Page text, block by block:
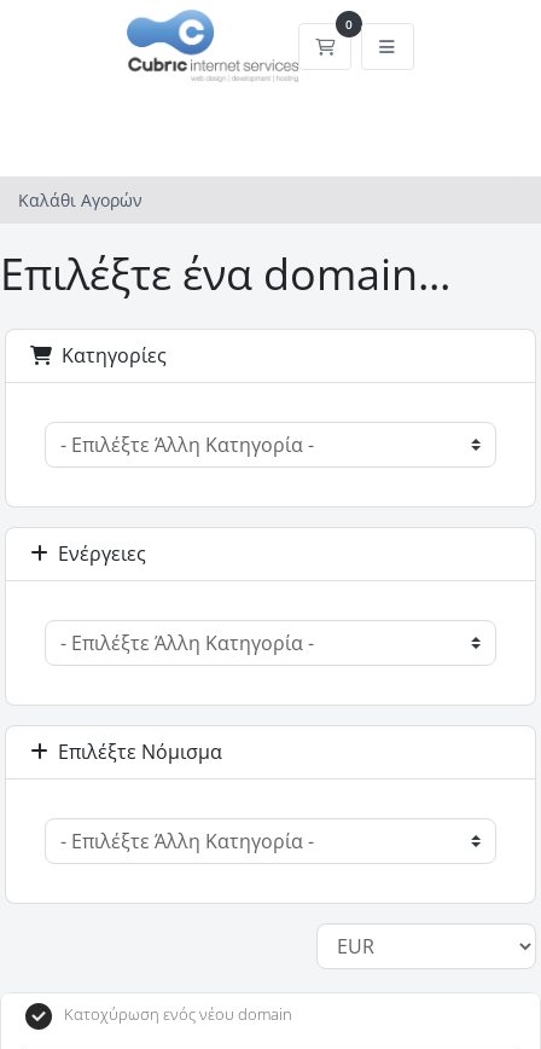
0
Καλάθι Αγορών
Καλάθι Αγορών
Επιλέξτε ένα domain...
Κατηγορίες
Ενέργειες
Επιλέξτε Νόμισμα
Κατοχύρωση ενός νέου domain